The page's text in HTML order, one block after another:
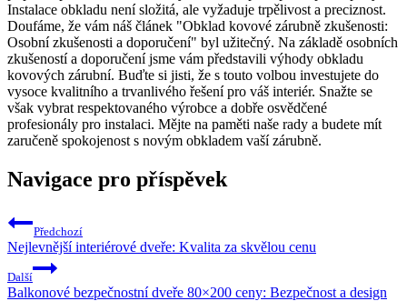
Instalace obkladu není složitá, ale vyžaduje trpělivost a preciznost.
Doufáme, že vám náš článek "Obklad kovové zárubně zkušenosti:
Osobní zkušenosti a doporučení" byl užitečný. Na základě osobních
zkušeností a doporučení jsme vám představili výhody obkladu
kovových zárubní. Buďte si jisti, že s touto volbou investujete do
vysoce kvalitního a trvanlivého řešení pro váš interiér. Snažte se
však vybrat respektovaného výrobce a dobře osvědčené
profesionály pro instalaci. Mějte na paměti naše rady a budete mít
zaručeně spokojenost s novým obkladem vaší zárubně.
Navigace pro příspěvek
Předchozí
Nejlevnější interiérové dveře: Kvalita za skvělou cenu
Další
Balkonové bezpečnostní dveře 80×200 ceny: Bezpečnost a design